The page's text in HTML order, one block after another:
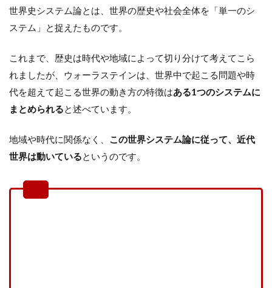
世界史システム論とは、世界の歴史や社会全体を「単一のシ
ステム」と捉えたものです。
これまで、歴史は時代や地域によって切り分けて考えてこら
れましたが、ウォーラステインは、世界中で起こる問題や時
代を超えて起こる世界の動き方の特徴はある1つのシステムに
まとめられると述べています。
地域や時代に関係なく、 この世界システム論に従って、近代
世界は動いているというのです。